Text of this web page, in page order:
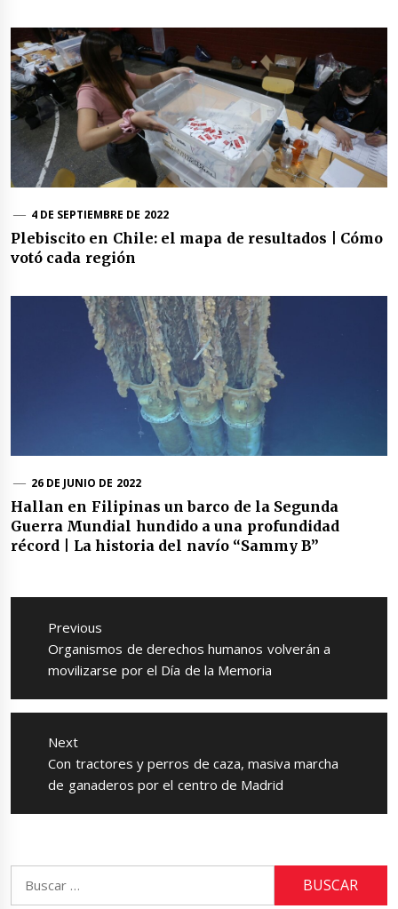
4 DE SEPTIEMBRE DE 2022
Plebiscito en Chile: el mapa de resultados | Cómo
votó cada región
26 DE JUNIO DE 2022
Hallan en Filipinas un barco de la Segunda
Guerra Mundial hundido a una profundidad
récord | La historia del navío “Sammy B”
Navegación
entradas
Previous
Previous
post:
Organismos de derechos humanos volverán a
movilizarse por el Día de la Memoria
Next
Next
post:
Con tractores y perros de caza, masiva marcha
de ganaderos por el centro de Madrid